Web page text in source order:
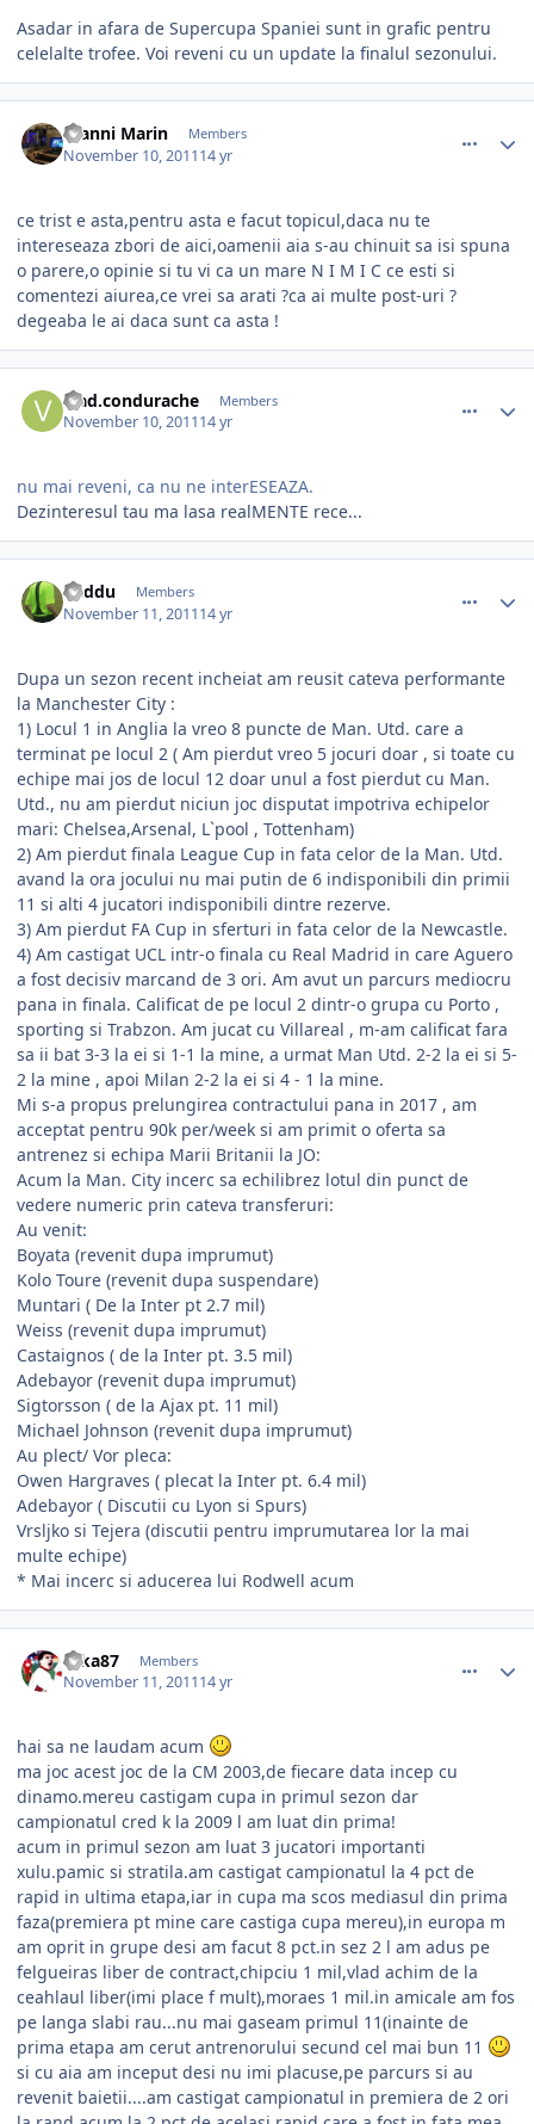
Asadar in afara de Supercupa Spaniei sunt in grafic pentru
celelalte trofee. Voi reveni cu un update la finalul sezonului.
Gianni Marin Members
November 10, 201114 yr
ce trist e asta,pentru asta e facut topicul,daca nu te
intereseaza zbori de aici,oamenii aia s-au chinuit sa isi spuna
o parere,o opinie si tu vi ca un mare N I M I C ce esti si
comentezi aiurea,ce vrei sa arati ?ca ai multe post-uri ?
degeaba le ai daca sunt ca asta !
vlad.condurache Members
November 10, 201114 yr
nu mai reveni, ca nu ne interESEAZA.
Dezinteresul tau ma lasa realMENTE rece...
Raddu Members
November 11, 201114 yr
Dupa un sezon recent incheiat am reusit cateva performante
la Manchester City :
1) Locul 1 in Anglia la vreo 8 puncte de Man. Utd. care a
terminat pe locul 2 ( Am pierdut vreo 5 jocuri doar , si toate cu
echipe mai jos de locul 12 doar unul a fost pierdut cu Man.
Utd., nu am pierdut niciun joc disputat impotriva echipelor
mari: Chelsea,Arsenal, L`pool , Tottenham)
2) Am pierdut finala League Cup in fata celor de la Man. Utd.
avand la ora jocului nu mai putin de 6 indisponibili din primii
11 si alti 4 jucatori indisponibili dintre rezerve.
3) Am pierdut FA Cup in sferturi in fata celor de la Newcastle.
4) Am castigat UCL intr-o finala cu Real Madrid in care Aguero
a fost decisiv marcand de 3 ori. Am avut un parcurs mediocru
pana in finala. Calificat de pe locul 2 dintr-o grupa cu Porto ,
sporting si Trabzon. Am jucat cu Villareal , m-am calificat fara
sa ii bat 3-3 la ei si 1-1 la mine, a urmat Man Utd. 2-2 la ei si 5-
2 la mine , apoi Milan 2-2 la ei si 4 - 1 la mine.
Mi s-a propus prelungirea contractului pana in 2017 , am
acceptat pentru 90k per/week si am primit o oferta sa
antrenez si echipa Marii Britanii la JO:
Acum la Man. City incerc sa echilibrez lotul din punct de
vedere numeric prin cateva transferuri:
Au venit:
Boyata (revenit dupa imprumut)
Kolo Toure (revenit dupa suspendare)
Muntari ( De la Inter pt 2.7 mil)
Weiss (revenit dupa imprumut)
Castaignos ( de la Inter pt. 3.5 mil)
Adebayor (revenit dupa imprumut)
Sigtorsson ( de la Ajax pt. 11 mil)
Michael Johnson (revenit dupa imprumut)
Au plect/ Vor pleca:
Owen Hargraves ( plecat la Inter pt. 6.4 mil)
Adebayor ( Discutii cu Lyon si Spurs)
Vrsljko si Tejera (discutii pentru imprumutarea lor la mai
multe echipe)
* Mai incerc si aducerea lui Rodwell acum
ryka87 Members
November 11, 201114 yr
hai sa ne laudam acum
ma joc acest joc de la CM 2003,de fiecare data incep cu
dinamo.mereu castigam cupa in primul sezon dar
campionatul cred k la 2009 l am luat din prima!
acum in primul sezon am luat 3 jucatori importanti
xulu.pamic si stratila.am castigat campionatul la 4 pct de
rapid in ultima etapa,iar in cupa ma scos mediasul din prima
faza(premiera pt mine care castiga cupa mereu),in europa m
am oprit in grupe desi am facut 8 pct.in sez 2 l am adus pe
felgueiras liber de contract,chipciu 1 mil,vlad achim de la
ceahlaul liber(imi place f mult),moraes 1 mil.in amicale am fos
pe langa slabi rau...nu mai gaseam primul 11(inainte de
prima etapa am cerut antrenorului secund cel mai bun 11
si cu aia am inceput desi nu imi placuse,pe parcurs si au
revenit baietii....am castigat campionatul in premiera de 2 ori